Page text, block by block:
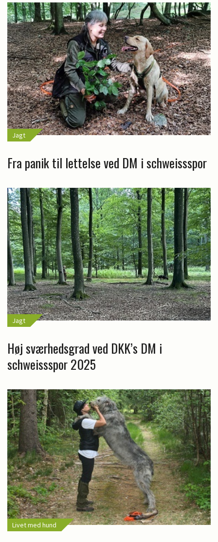
Jagt
Fra panik til lettelse ved DM i schweissspor
Jagt
Høj sværhedsgrad ved DKK’s DM i
schweissspor 2025
Livet med hund